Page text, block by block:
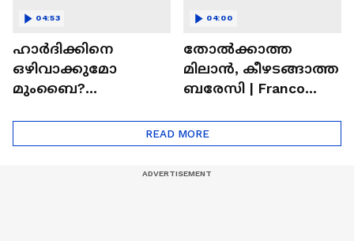
ഹാർദിക്കിനെ
ഒഴിവാക്കുമോ
മുംബൈ?
Hardik Pandya | CSK |
04:53
തോല്‍ക്കാത്ത
മിലാന്‍, കീഴടങ്ങാത്ത
ബരേസി | Franco
04:00
READ MORE